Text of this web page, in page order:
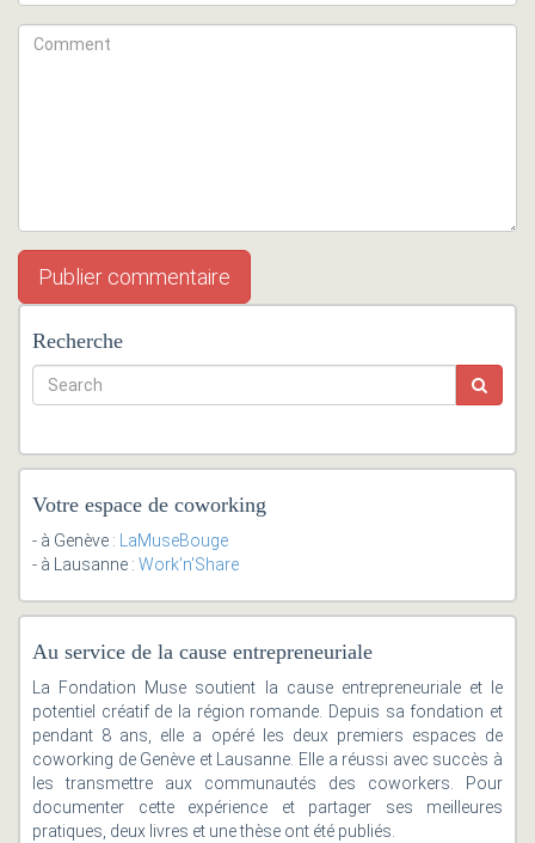
Recherche
Votre espace de coworking
- à Genève : LaMuseBouge
- à Lausanne : Work'n'Share
Au service de la cause entrepreneuriale
La Fondation Muse soutient la cause entrepreneuriale et le
potentiel créatif de la région romande. Depuis sa fondation et
pendant 8 ans, elle a opéré les deux premiers espaces de
coworking de Genève et Lausanne. Elle a réussi avec succès à
les transmettre aux communautés des coworkers. Pour
documenter cette expérience et partager ses meilleures
pratiques, deux livres et une thèse ont été publiés.